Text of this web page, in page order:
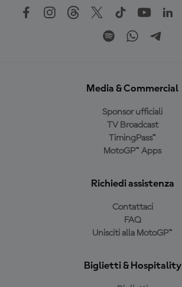
Media & Commercial
Sponsor ufficiali
TV Broadcast
TimingPass™
MotoGP™ Apps
Richiedi assistenza
Contattaci
FAQ
Unisciti alla MotoGP™
Biglietti & Hospitality